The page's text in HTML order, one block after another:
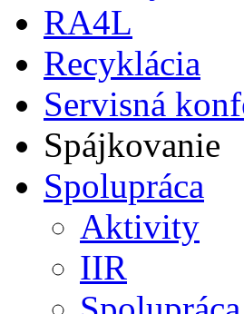
RA4L
Recyklácia
Servisná
Spájkovanie
Spolupráca
Aktivity
IIR